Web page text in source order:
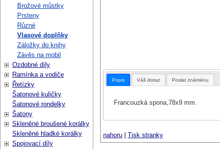
Popis Váš dotaz Poslat známénu
Francouzká spona,78x9 mm.
nahoru Tisk stranky
Brožové můstky
Prsteny
Různé
Vlasové doplňky
Záložky do knihy
Závěs na mobil
Ozdobné díly
Ramínka a vodiče
Řetízky
Šatonové kuličky
Šatonové rondelky
Šatony
Skleněné broušené korálky
Skleněné hladké korálky
Spojovací díly